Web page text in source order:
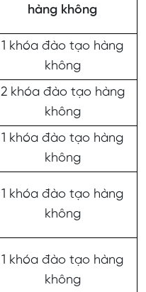
hàng không
1 khóa đào tạo hàng
không
2 khóa đào tạo hàng
không
1 khóa đào tạo hàng
không
1 khóa đào tạo hàng
không
1 khóa đào tạo hàng
không